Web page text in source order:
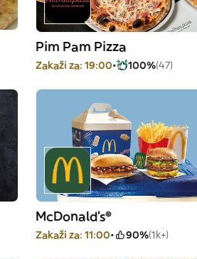
Pim Pam Pizza
Zakaži za: 19:00 100%(47)
McDonald's®
Zakaži za: 11:00 90%(1k+)